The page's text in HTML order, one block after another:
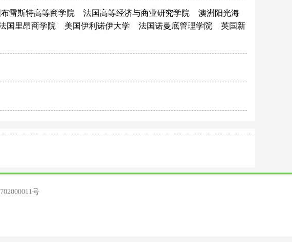
雷斯特高等商学院 法国高等经济与商业研究学院
澳洲阳光海
国里昂商学院 美国伊利诺伊大学 法国诺曼底管理学院
英国新
号